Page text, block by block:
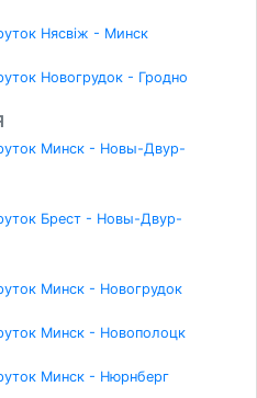
Нясвіж - Минск
Новогрудок - Гродно
Минск - Новы-Двур-
Брест - Новы-Двур-
Минск - Новогрудок
Минск - Новополоцк
Минск - Нюрнберг